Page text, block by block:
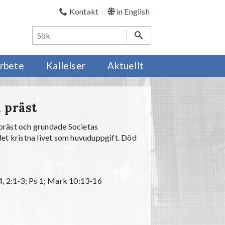
Kontakt in English
Kallelser Aktuellt
präst
och grundade Societas
kristna livet som huvuduppgift. Död
2:1-3; Ps 1; Mark 10:13-16